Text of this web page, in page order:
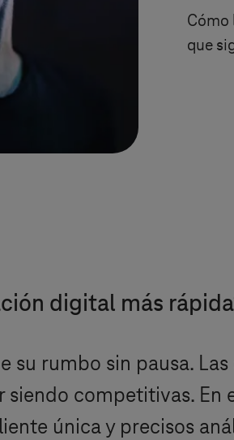
Cómo
que
digital más
rumbo sin pausa.
competitivas. En
única y precisos